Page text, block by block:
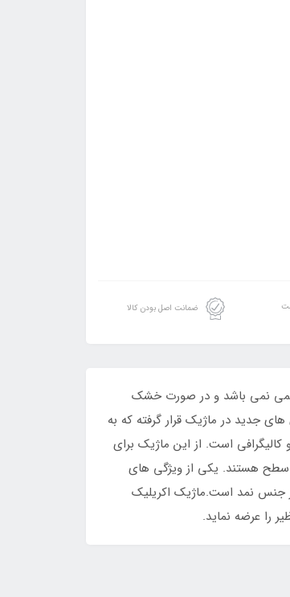
ضمانت اصل بودن کالا
سمی نمی باشد و در صورت خشک
جدید در ماژیک قرار گرفته که به
با سر تخت 15 میلی متر مناسب برای نقاشی خط و کالیگرافی است. از این ماژیک برای
سطح هستند. یکی از ویژگی های
جنس نمد است.ماژیک اکریلیک